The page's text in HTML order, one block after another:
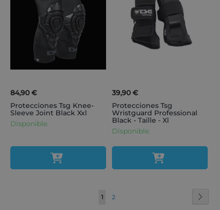
84,90 €
Protecciones Tsg Knee-
Sleeve Joint Black Xxl
Disponible.
39,90 €
Protecciones Tsg
Wristguard Professional
Black - Taille - Xl
Disponible.
Página
Actualmente
1 Página
2